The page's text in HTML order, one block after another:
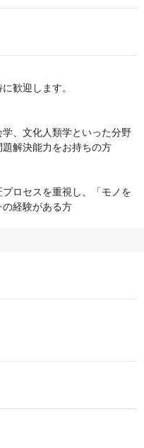
歓迎します。
、文化人類学といった分野
解決能力をお持ちの方
ロセスを重視し、「モノを
経験がある方